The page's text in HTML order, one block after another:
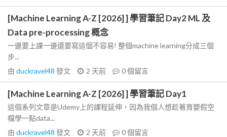
[Machine Learning A-Z [2026] ] 學習筆記 Day2 ML 及
Data pre-processing 概念
一邊要上課一邊還要寫這個不容易! 整個machine learning分成三個
步...
由 duckravel48 發文 2 天前 0個留言
[Machine Learning A-Z [2026] ] 學習筆記 Day1
這個系列文章是Udemy上的課程延伸，因為我個人想趁著育嬰假空
檔學一點data...
由 duckravel48 發文 2 天前 0個留言